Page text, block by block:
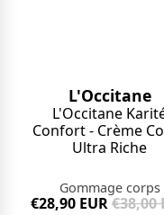
L'Occitane
L'Occitane
Confort - Crème
Ultra Riche
Gommage corps
€28,90 EUR€38,00